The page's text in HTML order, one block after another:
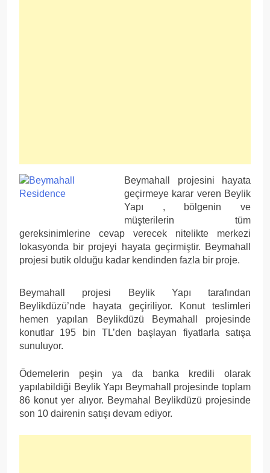
Beymahall projesini hayata
geçirmeye karar veren Beylik
Yapı , bölgenin ve
müşterilerin tüm
gereksinimlerine cevap verecek nitelikte merkezi
lokasyonda bir projeyi hayata geçirmiştir. Beymahall
projesi butik olduğu kadar kendinden fazla bir proje.
Beymahall projesi Beylik Yapı tarafından
Beylikdüzü’nde hayata geçiriliyor. Konut teslimleri
hemen yapılan Beylikdüzü Beymahall projesinde
konutlar 195 bin TL’den başlayan fiyatlarla satışa
sunuluyor.
Ödemelerin peşin ya da banka kredili olarak
yapılabildiği Beylik Yapı Beymahall projesinde toplam
86 konut yer alıyor. Beymahal Beylikdüzü projesinde
son 10 dairenin satışı devam ediyor.